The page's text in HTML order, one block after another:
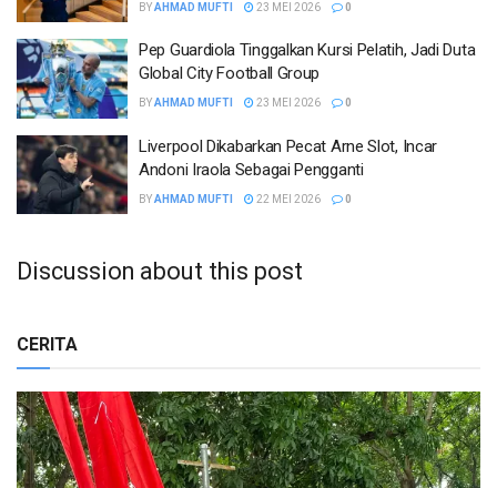
BYAHMAD MUFTI 23 MEI 2026 0
Pep Guardiola Tinggalkan Kursi Pelatih, Jadi Duta
Global City Football Group
BYAHMAD MUFTI 23 MEI 2026 0
Liverpool Dikabarkan Pecat Arne Slot, Incar
Andoni Iraola Sebagai Pengganti
BYAHMAD MUFTI 22 MEI 2026 0
Discussion about this post
CERITA